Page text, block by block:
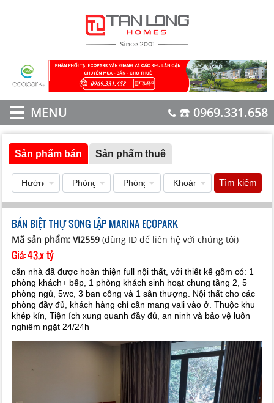
MENU ☎️ 0969.331.658
Sản phẩm bán Sản phẩm thuê
Tìm kiếm
BÁN BIỆT THỰ SONG LẬP MARINA ECOPARK
Mã sản phẩm: VI2559(dùng ID để liên hệ với chúng tôi)
Giá:43,x tỷ
căn nhà đã được hoàn thiện full nội thất, với thiết kế gồm có: 1
phòng khách+ bếp, 1 phòng khách sinh hoạt chung tầng 2, 5
phòng ngủ, 5wc, 3 ban công và 1 sân thượng. Nội thất cho các
phòng đầy đủ, khách hàng chỉ cần mang vali vào ở. Thuộc khu
khép kín, Tiện ích xung quanh đầy đủ, an ninh và bảo vệ luôn
nghiêm ngặt 24/24h